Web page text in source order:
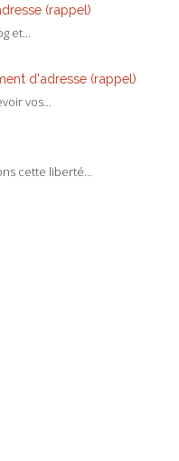
(rappel)
et...
d'adresse (rappel)
vos...
cette liberté...